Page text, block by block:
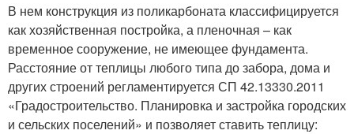
В нем конструкция из поликарбоната классифицируется
как хозяйственная постройка, а пленочная – как
временное сооружение, не имеющее фундамента.
Расстояние от теплицы любого типа до забора, дома и
других строений регламентируется СП 42.13330.2011
«Градостроительство. Планировка и застройка городских
и сельских поселений» и позволяет ставить теплицу: